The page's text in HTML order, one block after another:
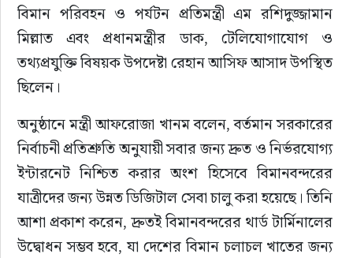
বিমান পরিবহন ও পর্যটন প্রতিমন্ত্রী এম রশিদুজ্জামান
মিল্লাত এবং প্রধানমন্ত্রীর ডাক, টেলিযোগাযোগ ও
তথ্যপ্রযুক্তি বিষয়ক উপদেষ্টা রেহান আসিফ আসাদ উপস্থিত
ছিলেন।
অনুষ্ঠানে মন্ত্রী আফরোজা খানম বলেন, বর্তমান সরকারের
নির্বাচনী প্রতিশ্রুতি অনুযায়ী সবার জন্য দ্রুত ও নির্ভরযোগ্য
ইন্টারনেট নিশ্চিত করার অংশ হিসেবে বিমানবন্দরের
যাত্রীদের জন্য উন্নত ডিজিটাল সেবা চালু করা হয়েছে। তিনি
আশা প্রকাশ করেন, দ্রুতই বিমানবন্দরের থার্ড টার্মিনালের
উদ্বোধন সম্ভব হবে, যা দেশের বিমান চলাচল খাতের জন্য